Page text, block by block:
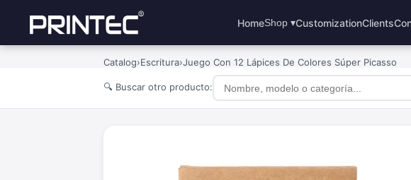
HomeShop ▾CustomizationClients
Catalog›Escritura›Juego Con 12 Lápices De Colores Súper Picasso
🔍 Buscar otro producto: